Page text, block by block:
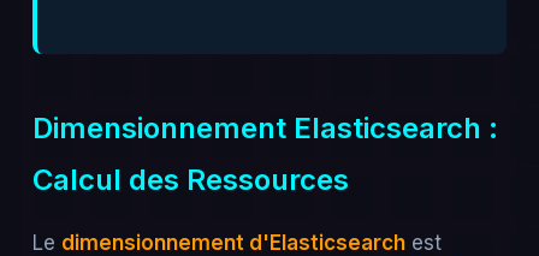
Dimensionnement Elasticsearch :
Calcul des Ressources
Le dimensionnement d'Elasticsearchest